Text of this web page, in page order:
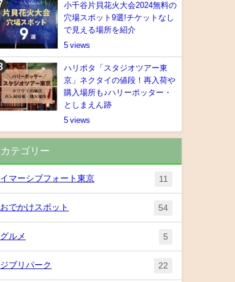
小千谷片貝花火大会2024無料の
穴場スポット9選!チケットなし
で見える場所を紹介
5
ハリポタ「スタジオツアー東
京」ネクタイの値段！再入荷や
購入場所も♪ハリーポッター・
としまえん跡
5
カテゴリー
イマーシブフォート東京 11
おでかけスポット 54
グルメ 5
ジブリパーク 22